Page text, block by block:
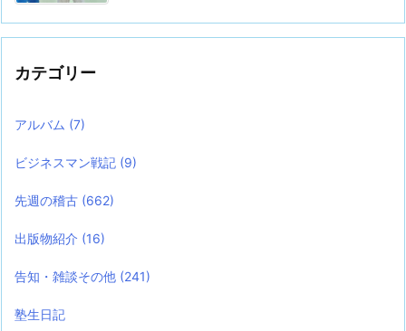
カテゴリー
アルバム (7)
ビジネスマン戦記 (9)
先週の稽古 (662)
出版物紹介 (16)
告知・雑談その他 (241)
塾生日記